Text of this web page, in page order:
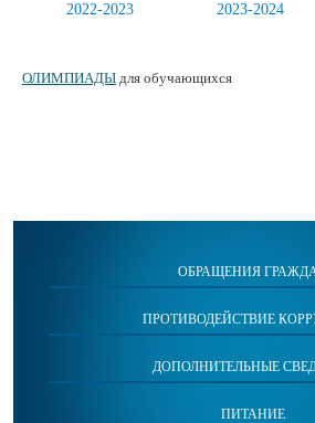
2022-2023
2023-2024
ОЛИМПИАДЫ для обучающихся
ОБРАЩЕНИЯ
ПРОТИВОДЕЙСТВИЕ
ДОПОЛНИТЕЛЬНЫЕ
ПИТАНИЕ